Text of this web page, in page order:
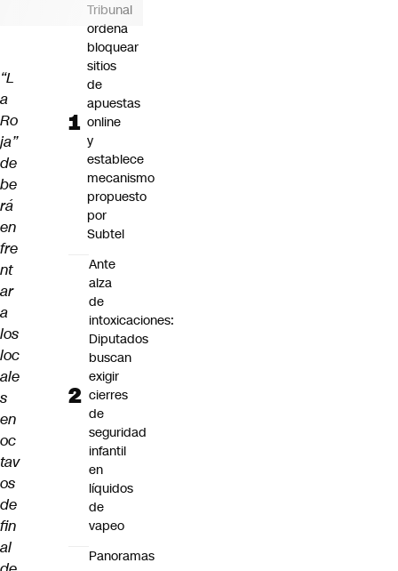
“L
a
Ro
ja”
de
be
rá
en
fre
nt
ar
a
los
loc
ale
s
en
oc
tav
os
de
fin
al
Tribunal
ordena
bloquear
sitios
de
apuestas
online
y
establece
mecanismo
propuesto
por
Subtel
Ante
alza
de
intoxicaciones:
Diputados
buscan
exigir
cierres
de
seguridad
infantil
en
líquidos
de
vapeo
Panoramas